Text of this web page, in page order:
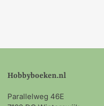
Hobbyboeken.nl
Parallelweg 46E